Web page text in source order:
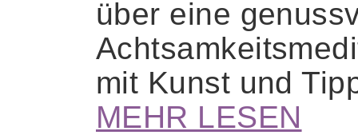
über eine
mit Kunst und
MEHR LESEN